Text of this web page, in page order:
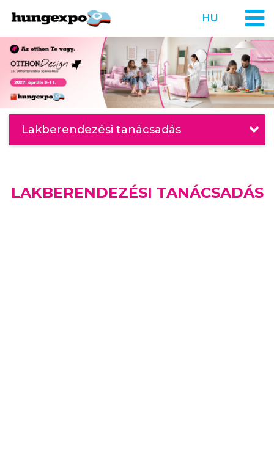
HU
Lakberendezési tanácsadás
LAKBERENDEZÉSI TANÁCSADÁS